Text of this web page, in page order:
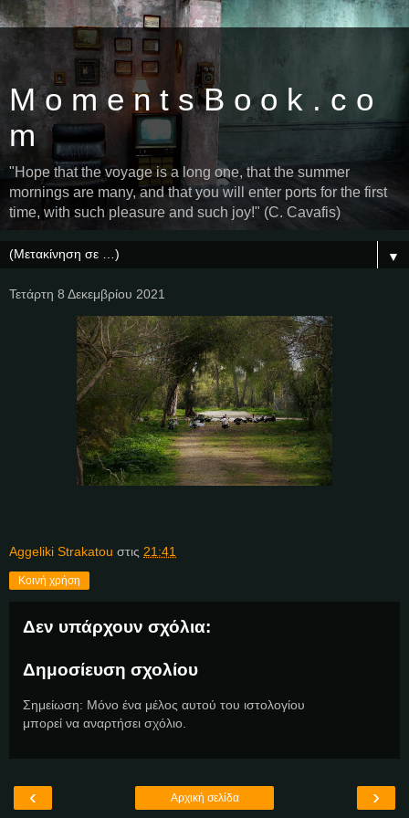
M o m e n t s B o o k . c o
m
"Hope that the voyage is a long one, that the summer
mornings are many, and that you will enter ports for the first
time, with such pleasure and such joy!" (C. Cavafis)
▼
Τετάρτη 8 Δεκεμβρίου 2021
Aggeliki Strakatou στις 21:41
Κοινή χρήση
Δεν υπάρχουν σχόλια:
Δημοσίευση σχολίου
Σημείωση: Μόνο ένα μέλος αυτού του ιστολογίου
μπορεί να αναρτήσει σχόλιο.
‹ ›
Αρχική σελίδα